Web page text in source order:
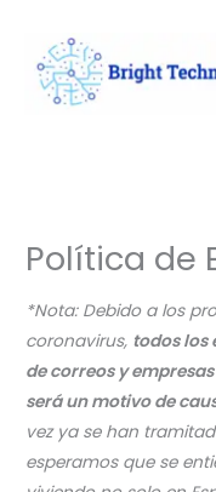
contenido
Política de
*Nota: Debido a los
coronavirus, todos los
de correos y
será un motivo de
vez ya se han
esperamos que se